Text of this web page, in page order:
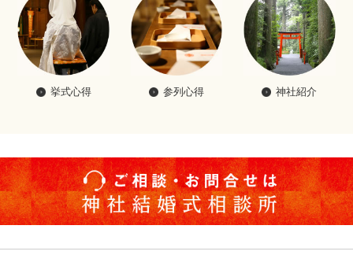
挙式心得 参列心得 神社紹介